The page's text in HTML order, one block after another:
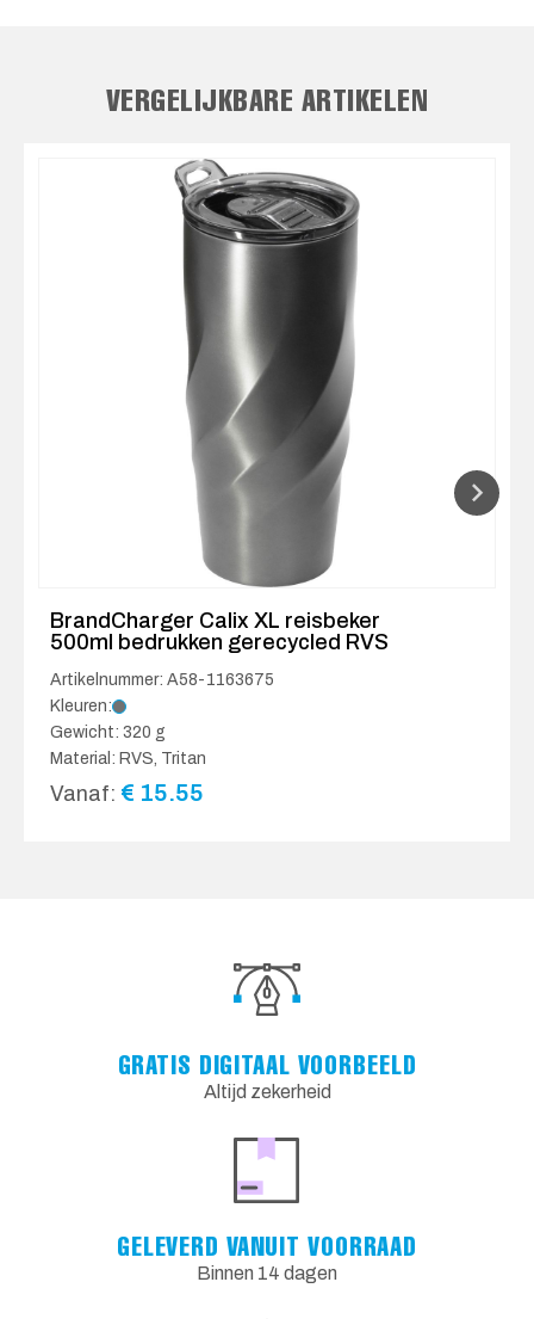
VERGELIJKBARE ARTIKELEN
BrandCharger Calix XL reisbeker
500ml bedrukken gerecycled RVS
Artikelnummer: A58-1163675
Kleuren:
Gewicht: 320 g
Material: RVS, Tritan
Vanaf: € 15.55
GRATIS DIGITAAL VOORBEELD
Altijd zekerheid
GELEVERD VANUIT VOORRAAD
Binnen 14 dagen